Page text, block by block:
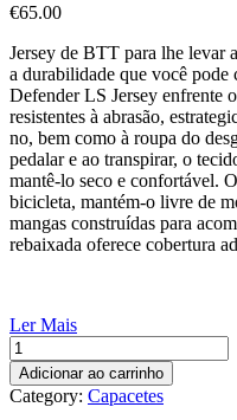
€65.00
Jersey de BTT para lhe levar
a durabilidade que você pode
Defender LS Jersey enfrente
resistentes à abrasão,
no, bem como à roupa do
pedalar e ao transpirar, o
mantê-lo seco e confortável.
bicicleta, mantém-o livre de
mangas construídas para
rebaixada oferece cobertura
Ler Mais
Jersey
LS
FOX
Defend
Adicionar ao carrinho
Category: Capacetes